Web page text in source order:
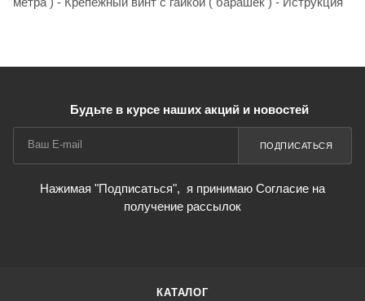
Будьте в курсе наших акций и новостей
ПОДПИСАТЬСЯ
Нажимая "Подписаться", я принимаю Согласие на
получение рассылок
КАТАЛОГ